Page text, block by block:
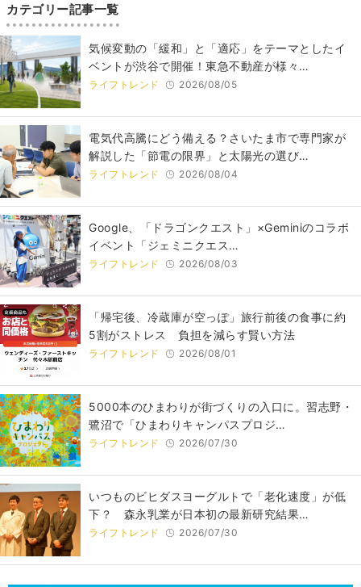
カテゴリー記事一覧
気候変動の「緩和」と「適応」をテーマとしたイ
ベントが渋谷で開催！東急不動産が様々…
ライフトレンド 2026/08/05
電気代高騰にどう備える？さいたま市で専門家が
解説した「節電の限界」と太陽光の選び…
ライフトレンド 2026/08/04
Google、「ドラゴンクエスト」×Geminiのコラボ
イベント「ジェミニクエス…
ライフトレンド 2026/08/03
「帰宅後、冷蔵庫が空っぽ」旅行前後の食事に約
5割がストレス 負担を減らす賢い方法
ライフトレンド 2026/08/01
5000本のひまわりが街づくりの入口に。習志野・
鷺沼で「ひまわりキャンパスプロジ…
ライフトレンド 2026/07/30
いつものビヒダスヨーグルトで「老化速度」が低
下？ 森永乳業が日本初の最新研究結果…
ライフトレンド 2026/07/30